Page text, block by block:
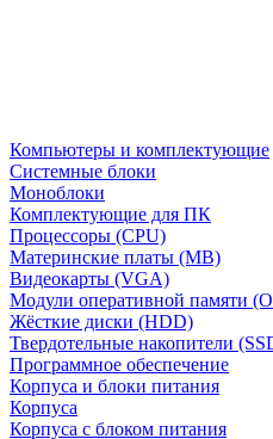
Компьютеры и комплектующие
Системные блоки
Моноблоки
Комплектующие для ПК
Процессоры (CPU)
Материнские платы (MB)
Видеокарты (VGA)
Модули оперативной памяти
Жёсткие диски (HDD)
Твердотельные накопители
Программное обеспечение
Корпуса и блоки питания
Корпуса
Корпуса с блоком питания